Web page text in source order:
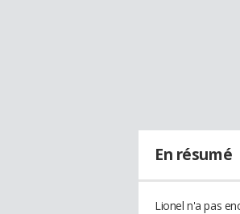
En résumé
Lionel n'a pas